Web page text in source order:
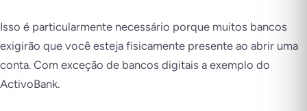
Isso é particularmente necessário porque muitos bancos
exigirão que você esteja fisicamente presente ao abrir uma
conta. Com exceção de bancos digitais a exemplo do
ActivoBank.